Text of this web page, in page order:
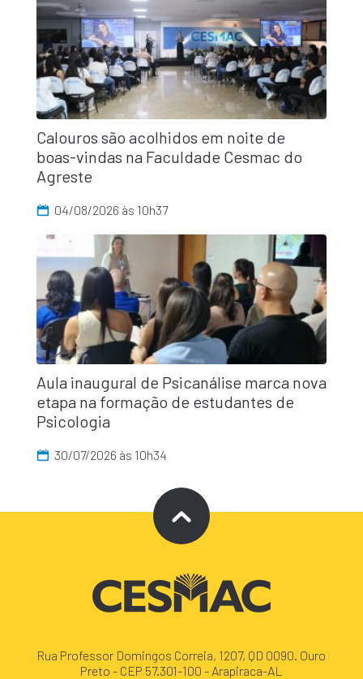
Calouros são acolhidos em noite de
boas-vindas na Faculdade Cesmac do
Agreste
04/08/2026 às 10h37
Aula inaugural de Psicanálise marca nova
etapa na formação de estudantes de
Psicologia
30/07/2026 às 10h34
Rua Professor Domingos Correia, 1207, QD 0090. Ouro
Preto - CEP 57.301-100 - Arapiraca-AL